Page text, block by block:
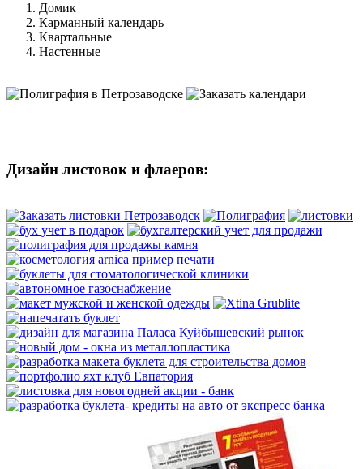
Домик
Карманный календарь
Квартальные
Настенные
Дизайн листовок и флаеров: